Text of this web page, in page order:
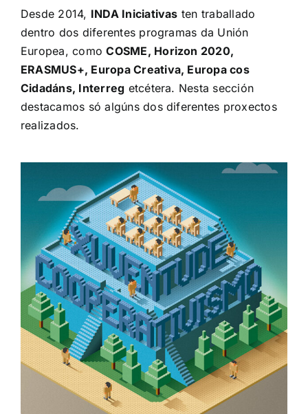
Desde 2014, INDA Iniciativas ten traballado
dentro dos diferentes programas da Unión
Europea, comoCOSME, Horizon 2020,
ERASMUS+, Europa Creativa, Europa cos
Cidadáns, Interreg etcétera. Nesta sección
destacamos só algúns dos diferentes proxectos
realizados.